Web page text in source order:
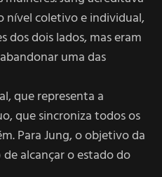
nível coletivo e individual,
dois lados, mas eram
uma das
que representa a
que sincroniza todos os
Para Jung, o objetivo da
alcançar o estado do